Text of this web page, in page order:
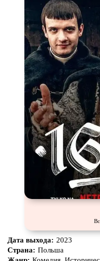
Дата выхода: 2023
Страна: Польша